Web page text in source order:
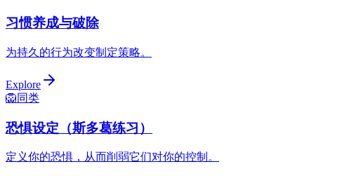
习惯养成与破除
为持久的行为改变制定策略。
Explore
🦁同类
恐惧设定（斯多葛练习）
定义你的恐惧，从而削弱它们对你的控制。